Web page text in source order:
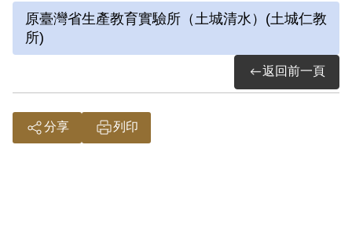
生，後遭判有期徒刑十二年。前後曾關押
1983年出獄後因無法獲得護照與身分
證，求職困難，經歷過一段困頓的時期，
直至1986、1987年陸續取得身分證與護
照後，在臺灣工作才較上軌道，後從事貿
原臺灣省生產教育實驗所（土城清水）(土城仁教
所)
返回前一頁
分享 列印